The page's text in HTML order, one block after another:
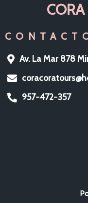
Av. La Mar 878
957-472-357